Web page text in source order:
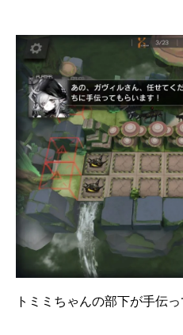
トミミちゃんの部下が手伝っ